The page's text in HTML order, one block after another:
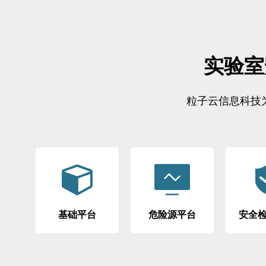
实验
粒子云信息科技
基础平台
组织、楼宇、房
间、实验室等基础
危险源平台
化学品、
种设备、
安全